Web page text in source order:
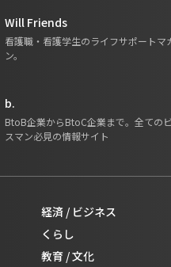
Will Friends
看護職・看護学生のライフサポートマ
ン。
b.
BtoB企業からBtoC企業まで。全ての
スマン必見の情報サイト
経済 / ビジネス
くらし
教育 / 文化